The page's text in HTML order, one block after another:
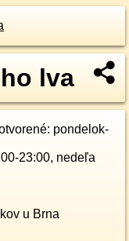
lva
pondelok-
23:00, nedeľa
u Brna